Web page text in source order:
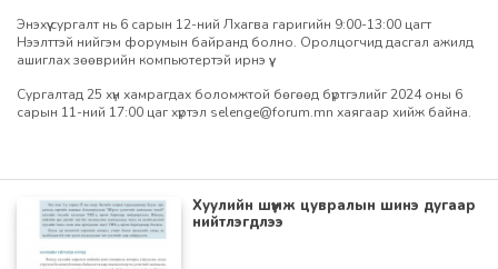
Энэхүү сургалт нь 6 сарын 12-ний Лхагва гаригийн 9:00-13:00 цагт
Нээлттэй нийгэм форумын байранд болно. Оролцогчид дасгал ажилд
ашиглах зөөврийн компьютертэй ирнэ үү.
Сургалтад 25 хүн хамрагдах боломжтой бөгөөд бүртгэлийг 2024 оны 6
сарын 11-ний 17:00 цаг хүртэл selenge@forum.mn хаягаар хийж байна.
Хуулийн шүүмж цувралын шинэ дугаар
нийтлэгдлээ